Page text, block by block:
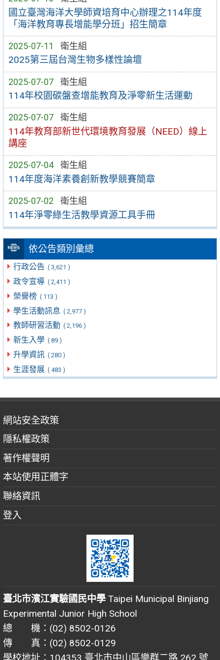
國立臺灣海洋大學師資培育中心辦理之114年度
「海洋教育專長增能學分班」招生簡章
2025-07-11 衛生組
2025第三屆台灣生物多樣性論壇
2025-07-07 衛生組
114年校園碳盤查增能教育及淨零新生活運動
2025-07-07 衛生組
114年教育部新世代環境教育發展（NEED）線上
講座
2025-07-04 衛生組
114年度海洋素養創新教學競賽簡章
2025-07-02 衛生組
114年淨零綠生活教學資源工具手冊
依公告類別彙總
行政公告 ( 3,621 )
政令宣導 ( 2,411 )
榮譽榜 ( 113 )
學生活動訊息 ( 2,977 )
教師研習活動 ( 2,196 )
新生入學 ( 89 )
升學資訊 ( 280 )
生涯發展 ( 483 )
網站安全政策
隱私權政策
著作權聲明
本站使用正體字
聯絡資訊
登入
臺北市濱江實驗國民中學 Taipei Municipal Binjiang
Experimental Junior High School
總 機：(02) 8502-0126
傳 真：(02) 8502-0129